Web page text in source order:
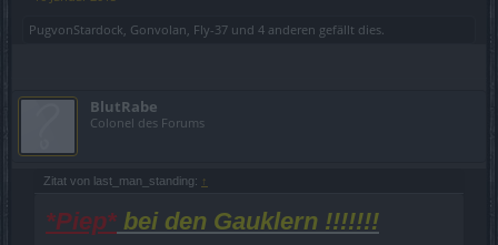
PugvonStardock Gonvolan Fly-37 und 4 anderen gefällt dies.
BlutRabe
Colonel des Forums
Zitat von last_man_standing: ↑
*Piep* bei den Gauklern !!!!!!!